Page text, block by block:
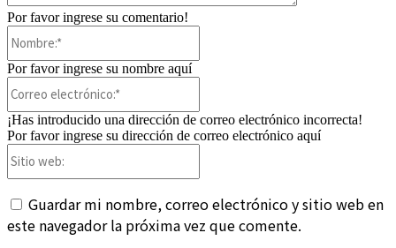
Por favor ingrese su comentario!
Por favor ingrese su nombre aquí
¡Has introducido una dirección de correo electrónico incorrecta!
Por favor ingrese su dirección de correo electrónico aquí
Guardar mi nombre, correo electrónico y sitio web en
este navegador la próxima vez que comente.